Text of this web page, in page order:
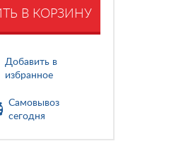
В КОРЗИНУ
Добавить в
избранное
Самовывоз
сегодня